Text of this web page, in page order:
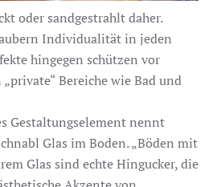
oder sandgestrahlt daher.
Individualität in jeden
hingegen schützen vor
Bereiche wie Bad und
Gestaltungselement nennt
Glas im Boden. „Böden mit
Glas sind echte Hingucker, die